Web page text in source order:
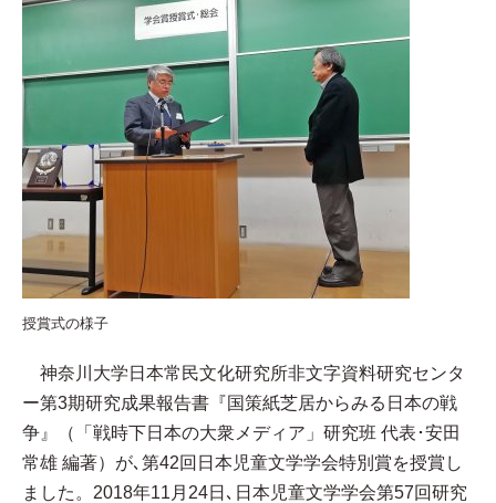
授賞式の様子
神奈川大学日本常民文化研究所非文字資料研究センタ
ー第3期研究成果報告書『国策紙芝居からみる日本の戦
争』（「戦時下日本の大衆メディア」研究班 代表･安田
常雄 編著）が､第42回日本児童文学学会特別賞を授賞し
ました。2018年11月24日､日本児童文学学会第57回研究